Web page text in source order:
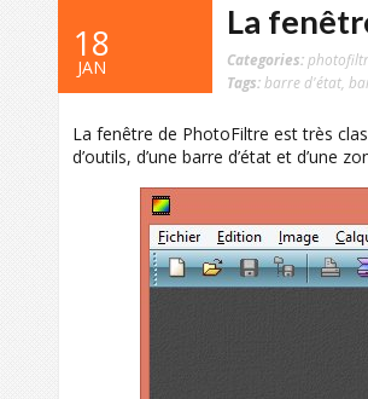
18
JAN
La
Categories:
Tags: barre d'état
La fenêtre de PhotoFiltre est très
d’outils, d’une barre d’état et d’une